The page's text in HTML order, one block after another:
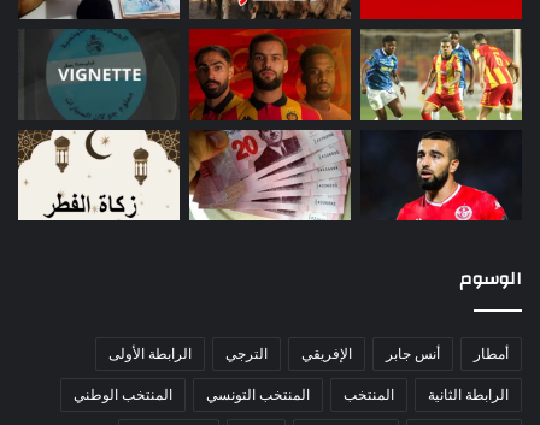
الوسوم
أمطار أنس جابر الإفريقي الترجي الرابطة الأولى
الرابطة الثانية المنتخب المنتخب التونسي المنتخب الوطني